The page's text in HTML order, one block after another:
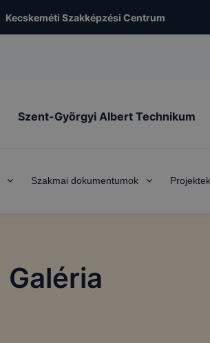
Kecskeméti Szakképzési Centrum
Szent-Györgyi Albert Technikum
Szakmai dokumentumok Projektek
Galéria